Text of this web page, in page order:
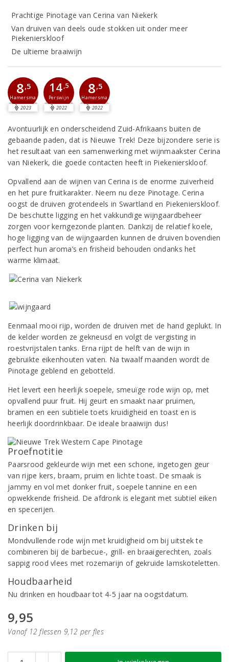
Prachtige Pinotage van Cerina van Niekerk
Van druiven van deels oude stokken uit onder meer
Piekenierskloof
De ultieme braaiwijn
8,5
Hamersma
2023
14,5
Perswijn
2022
8,5
Hamersma
2022
Avontuurlijk en onderscheidend Zuid-Afrikaans buiten de
gebaande paden, dat is Nieuwe Trek! Deze bijzondere serie is
het resultaat van een samenwerking met wijnmaakster Cerina
van Niekerk, die goede contacten heeft in Piekenierskloof.
Opvallend aan de wijnen van Cerina is de enorme zuiverheid
en het pure fruitkarakter. Neem nu deze Pinotage. Cerina
oogst de druiven grotendeels in Swartland en Piekenierskloof.
De beschutte ligging en het vakkundige wijngaardbeheer
zorgen voor kerngezonde planten. Dankzij de relatief koele,
hoge ligging van de wijngaarden kunnen de druiven bovendien
perfect hun aroma’s en frisheid behouden ondanks het
warme klimaat.
Eenmaal mooi rijp, worden de druiven met de hand geplukt. In
de kelder worden ze gekneusd en volgt de vergisting in
roestvrijstalen tanks. Erna rijpt de helft van de wijn in
gebruikte eikenhouten vaten. Na twaalf maanden wordt de
Pinotage geblend en gebotteld.
Het levert een heerlijk soepele, smeuïge rode wijn op, met
opvallend puur fruit. Hij geurt en smaakt naar pruimen,
bramen en een subtiele toets kruidigheid en toast en is
heerlijk doordrinkbaar. De ideale braaiwijn dus!
Proefnotitie
Paarsrood gekleurde wijn met een schone, ingetogen geur
van rijpe kers, braam, pruim en lichte toast. De smaak is
jammy en vol met donker fruit, soepele tannine en een
opwekkende frisheid. De afdronk is elegant met subtiel eiken
en specerijen.
Drinken bij
Mondvullende rode wijn met kruidigheid om bij uitstek te
combineren bij de barbecue-, grill- en braaigerechten, zoals
sappig rood vlees met rozemarijn of gekruide lamskoteletten.
Houdbaarheid
Nu drinken en houdbaar tot 4-5 jaar na oogstdatum.
9,95
Vanaf 12 flessen 9,12 per fles